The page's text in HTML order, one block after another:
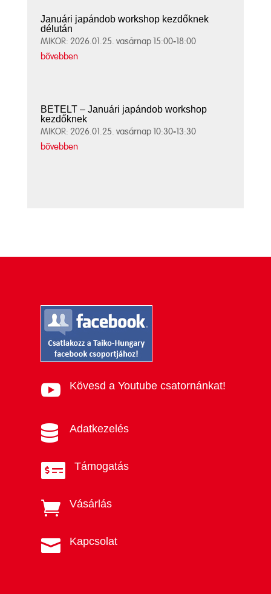
Januári japándob workshop kezdőknek
délután
MIKOR: 2026.01.25. vasárnap 15:00-18:00
bővebben
BETELT – Januári japándob workshop
kezdőknek
MIKOR: 2026.01.25. vasárnap 10:30-13:30
bővebben
 Kövesd a Youtube csatornánkat!
 Adatkezelés
 Támogatás
 Vásárlás
 Kapcsolat